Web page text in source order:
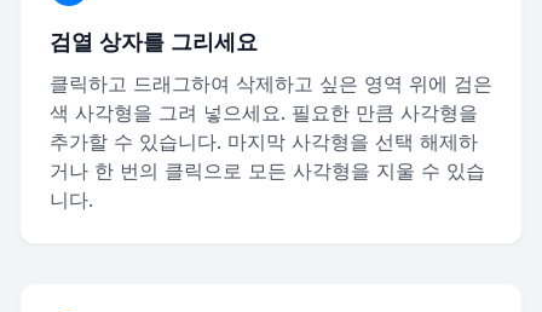
검열 상자를 그리세요
클릭하고 드래그하여 삭제하고 싶은 영역 위에 검은
색 사각형을 그려 넣으세요. 필요한 만큼 사각형을
추가할 수 있습니다. 마지막 사각형을 선택 해제하
거나 한 번의 클릭으로 모든 사각형을 지울 수 있습
니다.